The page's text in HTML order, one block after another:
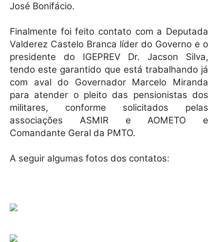
José Bonifácio.
Finalmente foi feito contato com a Deputada
Valderez Castelo Branca líder do Governo e o
presidente do IGEPREV Dr. Jacson Silva,
tendo este garantido que está trabalhando já
com aval do Governador Marcelo Miranda
para atender o pleito das pensionistas dos
militares, conforme solicitados pelas
associações ASMIR e AOMETO e
Comandante Geral da PMTO.
A seguir algumas fotos dos contatos: